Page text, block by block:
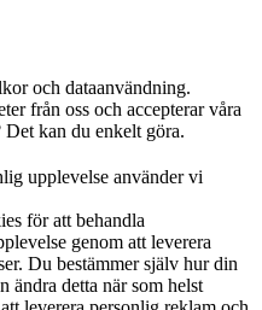
och dataanvändning.
från oss och accepterar våra
kan du enkelt göra.
upplevelse använder vi
för att behandla
genom att leverera
Du bestämmer själv hur din
ändra detta när som helst